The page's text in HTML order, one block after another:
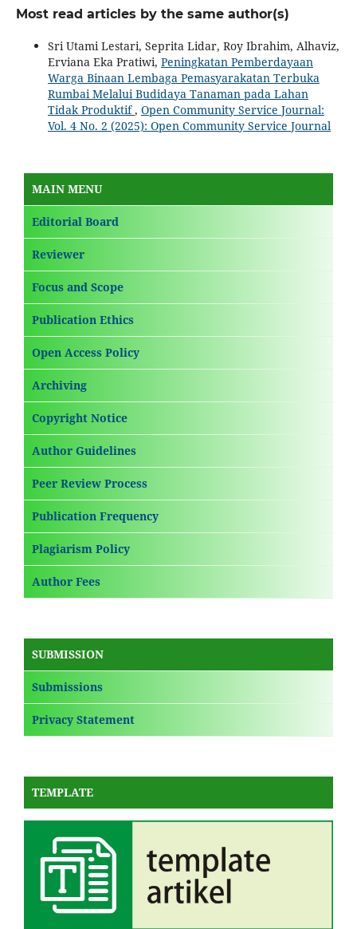
Most read articles by the same author(s)
Sri Utami Lestari, Seprita Lidar, Roy Ibrahim, Alhaviz,
Erviana Eka Pratiwi, Peningkatan Pemberdayaan
Warga Binaan Lembaga Pemasyarakatan Terbuka
Rumbai Melalui Budidaya Tanaman pada Lahan
Tidak Produktif, Open Community Service Journal:
Vol. 4 No. 2 (2025): Open Community Service Journal
MAIN MENU
Editorial Board
Reviewer
Focus and Scope
Publication Ethics
Open Access Policy
Archiving
Copyright Notice
Author Guidelines
Peer Review Process
Publication Frequency
Plagiarism Policy
Author Fees
SUBMISSION
Submissions
Privacy Statement
TEMPLATE